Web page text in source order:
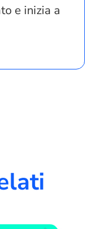
e inizia a